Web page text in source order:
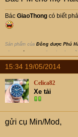
bác chưa thể như
này và giúp em
Bác GiaoThong có biết
Sản phẩm của Đông dược Phú
Thông tin sản phẩm
091-139-1006
15:34 19/05/2014
Celica82
Xe tải
gửi cụ Min/Mod,